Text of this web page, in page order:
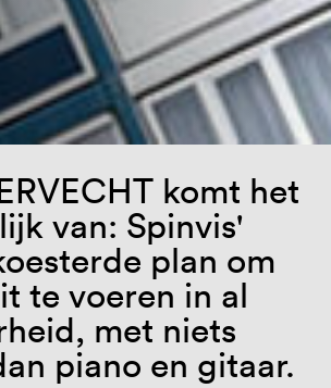
komt het
van: Spinvis'
plan om
te voeren in al
met niets
piano en gitaar.